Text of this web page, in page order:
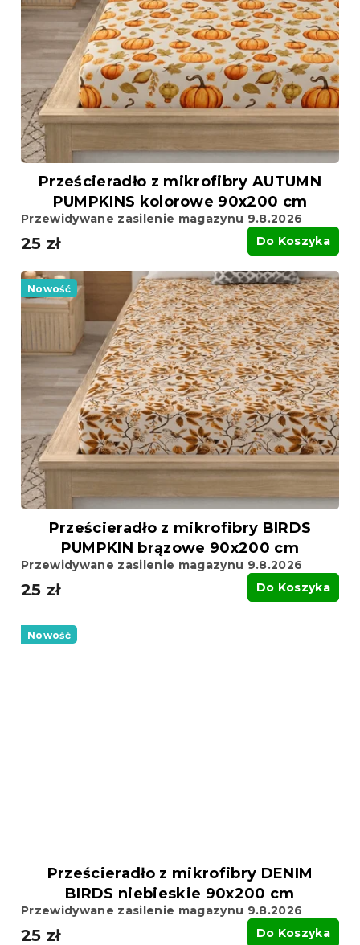
Prześcieradło z mikrofibry AUTUMN
PUMPKINS kolorowe 90x200 cm
Przewidywane zasilenie magazynu 9.8.2026
25 zł Do Koszyka
Nowość
Prześcieradło z mikrofibry BIRDS
PUMPKIN brązowe 90x200 cm
Przewidywane zasilenie magazynu 9.8.2026
25 zł Do Koszyka
Nowość
Prześcieradło z mikrofibry DENIM
BIRDS niebieskie 90x200 cm
Przewidywane zasilenie magazynu 9.8.2026
25 zł Do Koszyka